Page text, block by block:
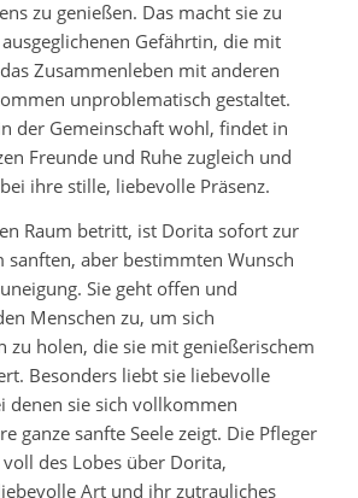
zu genießen. Das macht sie zu
Gefährtin, die mit
Zusammenleben mit anderen
unproblematisch gestaltet.
der Gemeinschaft wohl, findet in
Freunde und Ruhe zugleich und
ihre stille, liebevolle Präsenz.
Raum betritt, ist Dorita sofort zur
sanften, aber bestimmten Wunsch
Sie geht offen und
Menschen zu, um sich
zu holen, die sie mit genießerischem
Besonders liebt sie liebevolle
denen sie sich vollkommen
ganze sanfte Seele zeigt. Die Pfleger
des Lobes über Dorita,
Art und ihr zutrauliches